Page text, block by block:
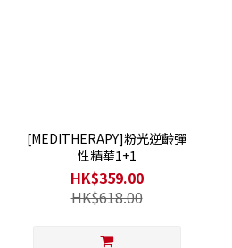
[MEDITHERAPY]粉光逆齡彈
性精華1+1
HK$359.00
HK$618.00